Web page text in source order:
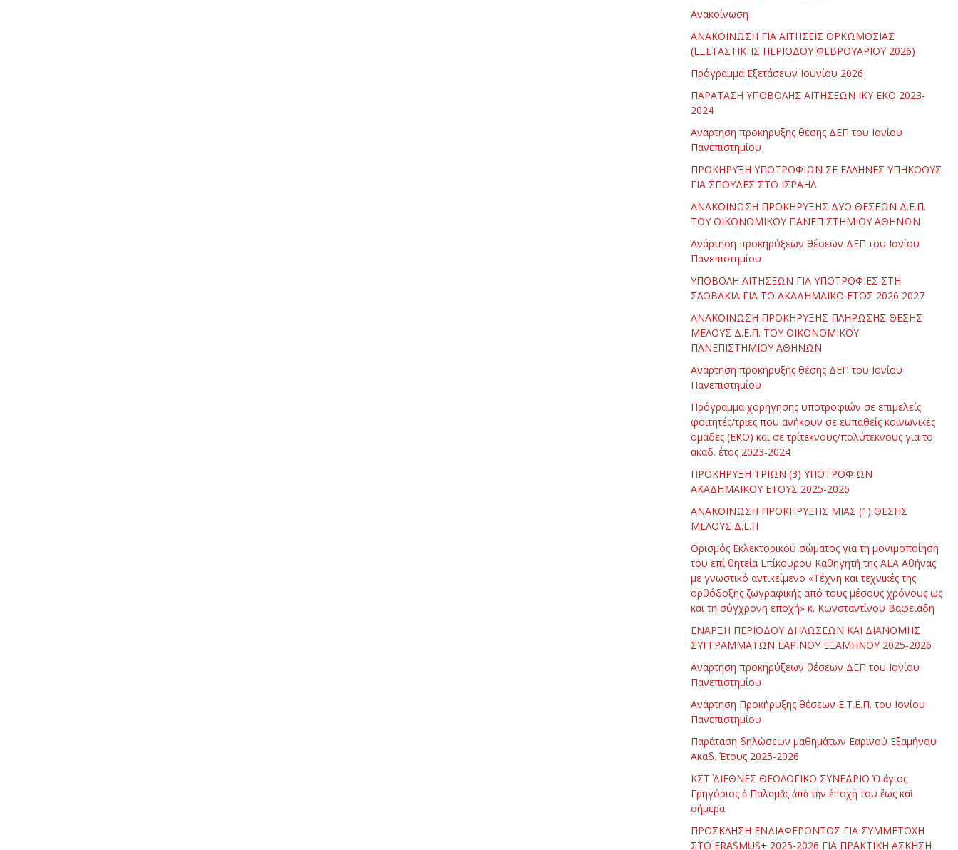
Ανακοίνωση
ΑΝΑΚΟΙΝΩΣΗ ΓΙΑ ΑΙΤΗΣΕΙΣ ΟΡΚΩΜΟΣΙΑΣ
(ΕΞΕΤΑΣΤΙΚΗΣ ΠΕΡΙΟΔΟΥ ΦΕΒΡΟΥΑΡΙΟΥ 2026)
Πρόγραμμα Εξετάσεων Ιουνίου 2026
ΠΑΡΑΤΑΣΗ ΥΠΟΒΟΛΗΣ ΑΙΤΗΣΕΩΝ ΙΚΥ ΕΚΟ 2023-
2024
Ανάρτηση προκήρυξης θέσης ΔΕΠ του Ιονίου
Πανεπιστημίου
ΠΡΟΚΗΡΥΞΗ ΥΠΟΤΡΟΦΙΩΝ ΣΕ ΕΛΛΗΝΕΣ ΥΠΗΚΟΟΥΣ
ΓΙΑ ΣΠΟΥΔΕΣ ΣΤΟ ΙΣΡΑΗΛ
ΑΝΑΚΟΙΝΩΣΗ ΠΡΟΚΗΡΥΞΗΣ ΔΥΟ ΘΕΣΕΩΝ Δ.Ε.Π.
ΤΟΥ ΟΙΚΟΝΟΜΙΚΟΥ ΠΑΝΕΠΙΣΤΗΜΙΟΥ ΑΘΗΝΩΝ
Ανάρτηση προκηρύξεων θέσεων ΔΕΠ του Ιονίου
Πανεπιστημίου
ΥΠΟΒΟΛΗ ΑΙΤΗΣΕΩΝ ΓΙΑ ΥΠΟΤΡΟΦΙΕΣ ΣΤΗ
ΣΛΟΒΑΚΙΑ ΓΙΑ ΤΟ ΑΚΑΔΗΜΑΪΚΟ ΕΤΟΣ 2026 2027
ΑΝΑΚΟΙΝΩΣΗ ΠΡΟΚΗΡΥΞΗΣ ΠΛΗΡΩΣΗΣ ΘΕΣΗΣ
ΜΕΛΟΥΣ Δ.Ε.Π. ΤΟΥ ΟΙΚΟΝΟΜΙΚΟΥ
ΠΑΝΕΠΙΣΤΗΜΙΟΥ ΑΘΗΝΩΝ
Ανάρτηση προκήρυξης θέσης ΔΕΠ του Ιονίου
Πανεπιστημίου
Πρόγραμμα χορήγησης υποτροφιών σε επιμελείς
φοιτητές/τριες που ανήκουν σε ευπαθείς κοινωνικές
ομάδες (ΕΚΟ) και σε τρίτεκνους/πολύτεκνους για το
ακαδ. έτος 2023-2024
ΠΡΟΚΗΡΥΞΗ ΤΡΙΩΝ (3) ΥΠΟΤΡΟΦΙΩΝ
ΑΚΑΔΗΜΑΪΚΟΥ ΕΤΟΥΣ 2025-2026
ΑΝΑΚΟΙΝΩΣΗ ΠΡΟΚΗΡΥΞΗΣ ΜΙΑΣ (1) ΘΕΣΗΣ
ΜΕΛΟΥΣ Δ.Ε.Π
Ορισμός Εκλεκτορικού σώματος για τη μονιμοποίηση
του επί θητεία Επίκουρου Καθηγητή της ΑΕΑ Αθήνας
με γνωστικό αντικείμενο «Τέχνη και τεχνικές της
ορθόδοξης ζωγραφικής από τους μέσους χρόνους ως
και τη σύγχρονη εποχή» κ. Κωνσταντίνου Βαφειάδη
ΕΝΑΡΞΗ ΠΕΡΙΟΔΟΥ ΔΗΛΩΣΕΩΝ ΚΑΙ ΔΙΑΝΟΜΗΣ
ΣΥΓΓΡΑΜΜΑΤΩΝ ΕΑΡΙΝΟΥ ΕΞΑΜΗΝΟΥ 2025-2026
Ανάρτηση προκηρύξεων θέσεων ΔΕΠ του Ιονίου
Πανεπιστημίου
Ανάρτηση Προκήρυξης θέσεων Ε.Τ.Ε.Π. του Ιονίου
Πανεπιστημίου
Παράταση δηλώσεων μαθημάτων Εαρινού Εξαμήνου
Ακαδ. Έτους 2025-2026
ΚΣΤ΄ ΔΙΕΘΝΕΣ ΘΕΟΛΟΓΙΚΟ ΣΥΝΕΔΡΙΟ Ὁ ἅγιος
Γρηγόριος ὁ Παλαμᾶς ἀπὸ τὴν ἐποχή του ἕως καὶ
σήμερα
ΠΡΟΣΚΛΗΣΗ ΕΝΔΙΑΦΕΡΟΝΤΟΣ ΓΙΑ ΣΥΜΜΕΤΟΧΗ
ΣΤΟ ERASMUS+ 2025-2026 ΓΙΑ ΠΡΑΚΤΙΚΗ ΑΣΚΗΣΗ